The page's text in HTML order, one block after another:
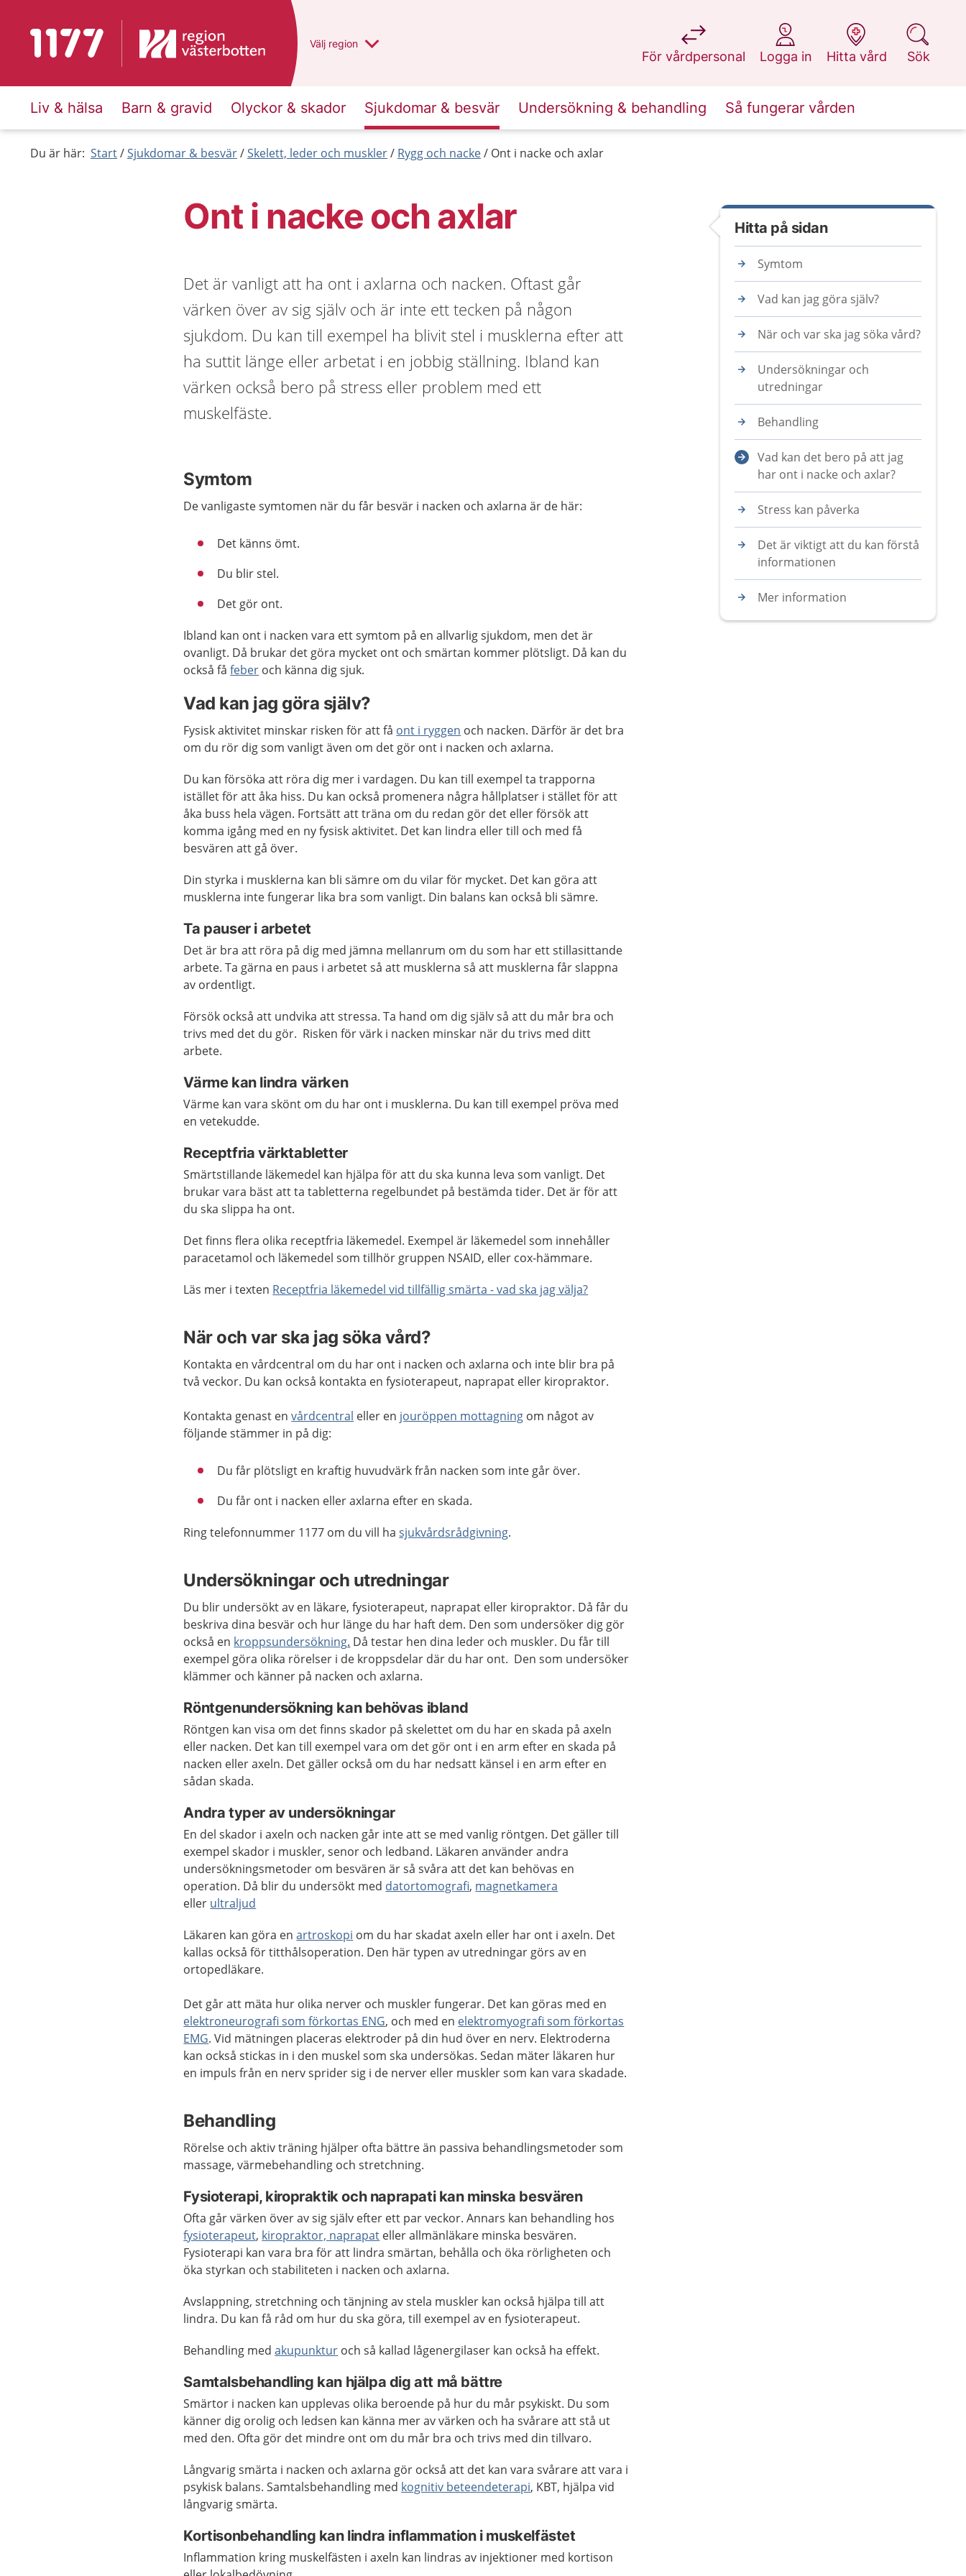
Till startsidan för 1177 Du har valt region
Välj en annan
region
För vårdpersonal
på 1177.se
Logga in
på 1177.se
Hitta vård
på 1177.se
Sök
på 1177.se
Liv & hälsa Barn & gravid Olyckor & skador Sjukdomar & besvär Undersökning & behandling Så fungerar vården
Du är här: Start Sjukdomar & besvär Skelett, leder och muskler Rygg och nacke Ont i nacke och axlar
Ont i nacke och axlar
Det är vanligt att ha ont i axlarna och nacken. Oftast går
värken över av sig själv och är inte ett tecken på någon
sjukdom. Du kan till exempel ha blivit stel i musklerna efter att
ha suttit länge eller arbetat i en jobbig ställning. Ibland kan
värken också bero på stress eller problem med ett
muskelfäste.
Symtom
De vanligaste symtomen när du får besvär i nacken och axlarna är de här:
Det känns ömt.
Du blir stel.
Det gör ont.
Ibland kan ont i nacken vara ett symtom på en allvarlig sjukdom, men det är
ovanligt. Då brukar det göra mycket ont och smärtan kommer plötsligt. Då kan du
också fåfeber och känna dig sjuk.
Vad kan jag göra själv?
Fysisk aktivitet minskar risken för att få ont i ryggen och nacken. Därför är det bra
om du rör dig som vanligt även om det gör ont i nacken och axlarna.
Du kan försöka att röra dig mer i vardagen. Du kan till exempel ta trapporna
istället för att åka hiss. Du kan också promenera några hållplatser i stället för att
åka buss hela vägen. Fortsätt att träna om du redan gör det eller försök att
komma igång med en ny fysisk aktivitet. Det kan lindra eller till och med få
besvären att gå över.
Din styrka i musklerna kan bli sämre om du vilar för mycket. Det kan göra att
musklerna inte fungerar lika bra som vanligt. Din balans kan också bli sämre.
Ta pauser i arbetet
Det är bra att röra på dig med jämna mellanrum om du som har ett stillasittande
arbete. Ta gärna en paus i arbetet så att musklerna så att musklerna får slappna
av ordentligt.
Försök också att undvika att stressa. Ta hand om dig själv så att du mår bra och
trivs med det du gör. Risken för värk i nacken minskar när du trivs med ditt
arbete.
Värme kan lindra värken
Värme kan vara skönt om du har ont i musklerna. Du kan till exempel pröva med
en vetekudde.
Receptfria värktabletter
Smärtstillande läkemedel kan hjälpa för att du ska kunna leva som vanligt. Det
brukar vara bäst att ta tabletterna regelbundet på bestämda tider. Det är för att
du ska slippa ha ont.
Det finns flera olika receptfria läkemedel. Exempel är läkemedel som innehåller
paracetamol och läkemedel som tillhör gruppen NSAID, eller cox-hämmare.
Läs mer i texten Receptfria läkemedel vid tillfällig smärta - vad ska jag välja?
När och var ska jag söka vård?
Kontakta en vårdcentral om du har ont i nacken och axlarna och inte blir bra på
två veckor. Du kan också kontakta en fysioterapeut, naprapat eller kiropraktor.
Kontakta genast envårdcentral eller en jouröppen mottagning om något av
följande stämmer in på dig:
Du får plötsligt en kraftig huvudvärk från nacken som inte går över.
Du får ont i nacken eller axlarna efter en skada.
Ring telefonnummer 1177 om du vill hasjukvårdsrådgivning.
Undersökningar och utredningar
Du blir undersökt av en läkare, fysioterapeut, naprapat eller kiropraktor. Då får du
beskriva dina besvär och hur länge du har haft dem. Den som undersöker dig gör
också en kroppsundersökning. Då testar hen dina leder och muskler. Du får till
exempel göra olika rörelser i de kroppsdelar där du har ont. Den som undersöker
klämmer och känner på nacken och axlarna.
Röntgenundersökning kan behövas ibland
Röntgen kan visa om det finns skador på skelettet om du har en skada på axeln
eller nacken. Det kan till exempel vara om det gör ont i en arm efter en skada på
nacken eller axeln. Det gäller också om du har nedsatt känsel i en arm efter en
sådan skada.
Andra typer av undersökningar
En del skador i axeln och nacken går inte att se med vanlig röntgen. Det gäller till
exempel skador i muskler, senor och ledband. Läkaren använder andra
undersökningsmetoder om besvären är så svåra att det kan behövas en
operation. Då blir du undersökt med datortomografi, magnetkamera
eller ultraljud
Läkaren kan göra enartroskopi om du har skadat axeln eller har ont i axeln. Det
kallas också för titthålsoperation. Den här typen av utredningar görs av en
ortopedläkare.
Det går att mäta hur olika nerver och muskler fungerar. Det kan göras med en
elektroneurografi som förkortas ENG, och med en elektromyografi som förkortas
EMG. Vid mätningen placeras elektroder på din hud över en nerv. Elektroderna
kan också stickas in i den muskel som ska undersökas. Sedan mäter läkaren hur
en impuls från en nerv sprider sig i de nerver eller muskler som kan vara skadade.
Behandling
Rörelse och aktiv träning hjälper ofta bättre än passiva behandlingsmetoder som
massage, värmebehandling och stretchning.
Fysioterapi, kiropraktik och naprapati kan minska besvären
Ofta går värken över av sig själv efter ett par veckor. Annars kan behandling hos
fysioterapeut, kiropraktor, naprapat eller allmänläkare minska besvären.
Fysioterapi kan vara bra för att lindra smärtan, behålla och öka rörligheten och
öka styrkan och stabiliteten i nacken och axlarna.
Avslappning, stretchning och tänjning av stela muskler kan också hjälpa till att
lindra. Du kan få råd om hur du ska göra, till exempel av en fysioterapeut.
Behandling medakupunktur och så kallad lågenergilaser kan också ha effekt.
Samtalsbehandling kan hjälpa dig att må bättre
Smärtor i nacken kan upplevas olika beroende på hur du mår psykiskt. Du som
känner dig orolig och ledsen kan känna mer av värken och ha svårare att stå ut
med den. Ofta gör det mindre ont om du mår bra och trivs med din tillvaro.
Långvarig smärta i nacken och axlarna gör också att det kan vara svårare att vara i
psykisk balans. Samtalsbehandling med kognitiv beteendeterapi, KBT, hjälpa vid
långvarig smärta.
Kortisonbehandling kan lindra inflammation i muskelfästet
Inflammation kring muskelfästen i axeln kan lindras av injektioner med kortison
Hitta på sidan
Symtom
Vad kan jag göra själv?
När och var ska jag söka vård?
Undersökningar och
utredningar
Behandling
Vad kan det bero på att jag
har ont i nacke och axlar?
Stress kan påverka
Det är viktigt att du kan förstå
informationen
Mer information